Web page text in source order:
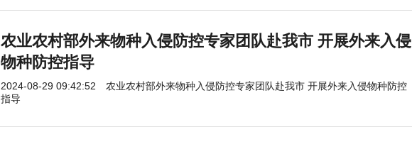
农业农村部外来物种入侵防控专家团队赴我市 开展外来入侵
物种防控指导
2024-08-29 09:42:52
农业农村部外来物种入侵防控专家团队赴我市 开展外来入侵物种防控
指导